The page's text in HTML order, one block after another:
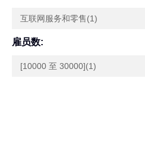
互联网服务和零售(1)
雇员数:
[10000 至 30000](1)